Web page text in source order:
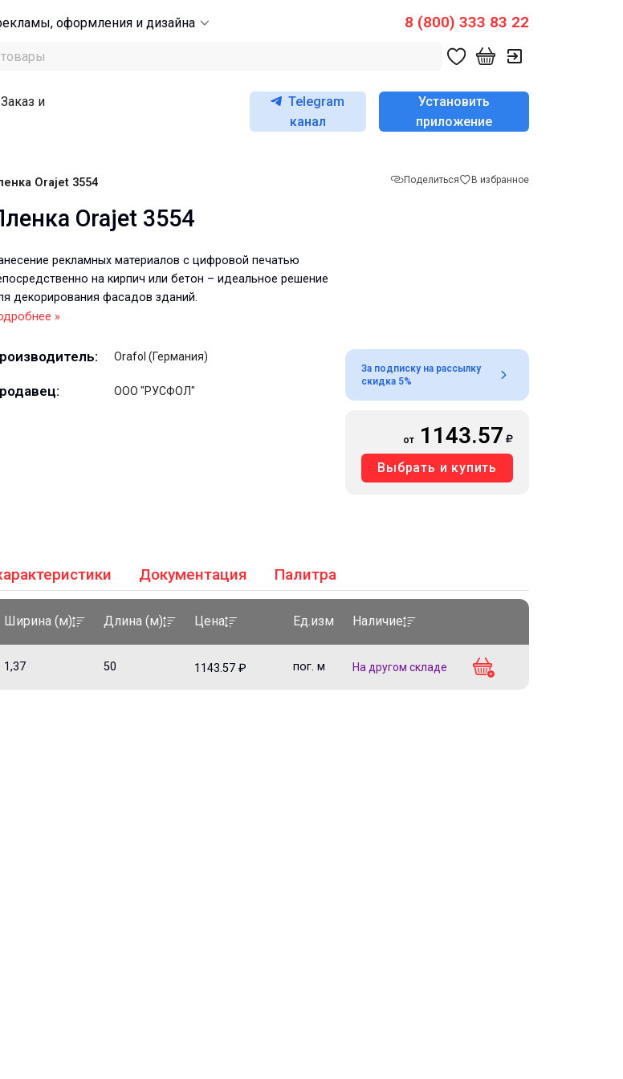
оформления и дизайна 8 (800) 333 83 22
Заказ и
Telegram
канал
Установить
приложение
Поделиться В избранное
Orajet 3554
Orajet 3554
рекламных материалов с цифровой печатью
на кирпич или бетон – идеальное решение
декорирования фасадов зданий.
»
Orafol (Германия)
ООО "РУСФОЛ"
За подписку на рассылку
скидка 5%
от 1143.57
Выбрать и купить
Документация Палитра
Ширина (м) Длина (м) Цена Ед.изм Наличие
1,37 50 1143.57 ₽ пог. м На другом складе